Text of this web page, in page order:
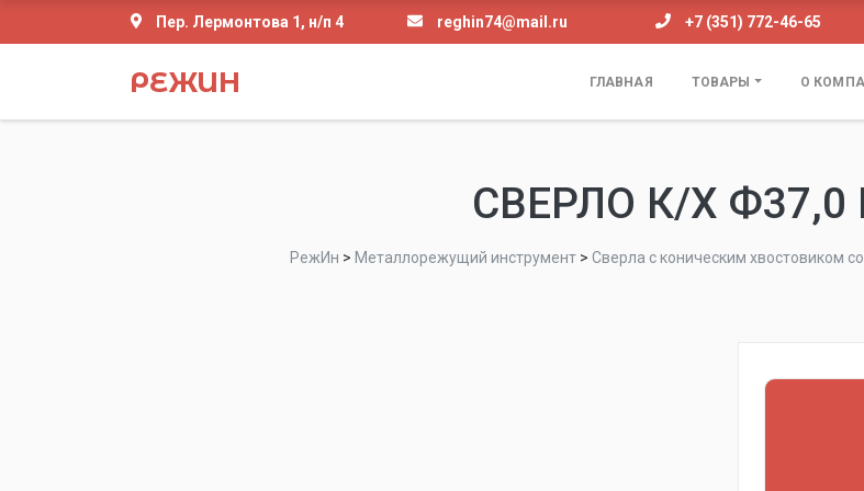
Пер. Лермонтова 1, н/п 4 reghin74@mail.ru +7 (351) 772-46-65
РЕЖИН ГЛАВНАЯ ТОВАРЫ О
СВЕРЛО К/Х
РежИн > Металлорежущий инструмент> Сверла с коническим хвостовиком